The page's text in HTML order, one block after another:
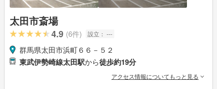
太田市斎場
4.9 (6件) 設立： ---
群馬県太田市浜町６６－５２
東武伊勢崎線太田駅から徒歩約19分
アクセス情報についてもっと見る